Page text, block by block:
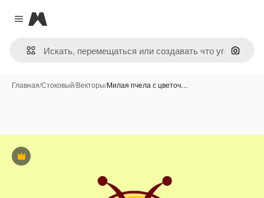
Close menu
Magnific
Поиск
Главная/Стоковый/Векторы/Милая пчела с цветоч…
Премиум